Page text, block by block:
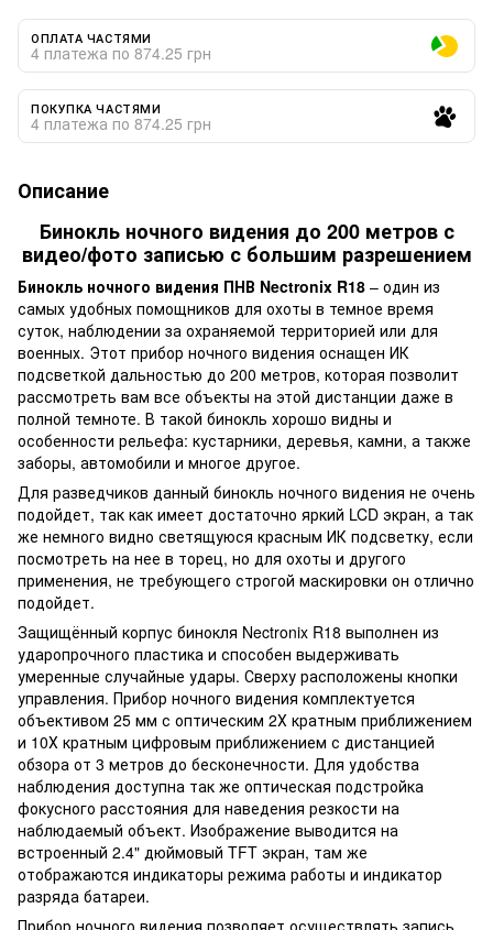
ОПЛАТА ЧАСТЯМИ
4 платежа по 874.25 грн
ПОКУПКА ЧАСТЯМИ
4 платежа по 874.25 грн
Описание
Бинокль ночного видения до 200 метров с
видео/фото записью с большим разрешением
Бинокль ночного видения ПНВ Nectronix R18 – один из
самых удобных помощников для охоты в темное время
суток, наблюдении за охраняемой территорией или для
военных. Этот прибор ночного видения оснащен ИК
подсветкой дальностью до 200 метров, которая позволит
рассмотреть вам все объекты на этой дистанции даже в
полной темноте. В такой бинокль хорошо видны и
особенности рельефа: кустарники, деревья, камни, а также
заборы, автомобили и многое другое.
Для разведчиков данный бинокль ночного видения не очень
подойдет, так как имеет достаточно яркий LCD экран, а так
же немного видно светящуюся красным ИК подсветку, если
посмотреть на нее в торец, но для охоты и другого
применения, не требующего строгой маскировки он отлично
подойдет.
Защищённый корпус бинокля Nectronix R18 выполнен из
ударопрочного пластика и способен выдерживать
умеренные случайные удары. Сверху расположены кнопки
управления. Прибор ночного видения комплектуется
объективом 25 мм с оптическим 2Х кратным приближением
и 10Х кратным цифровым приближением с дистанцией
обзора от 3 метров до бесконечности. Для удобства
наблюдения доступна так же оптическая подстройка
фокусного расстояния для наведения резкости на
наблюдаемый объект. Изображение выводится на
встроенный 2.4" дюймовый TFT экран, там же
отображаются индикаторы режима работы и индикатор
разряда батареи.
Прибор ночного видения позволяет осуществлять запись